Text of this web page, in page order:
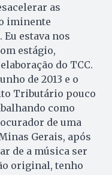
as
iminente
estava nos
estágio,
do TCC.
de 2013 e o
Tributário pouco
como
de uma
Gerais, após
de a música ser
original, tenho